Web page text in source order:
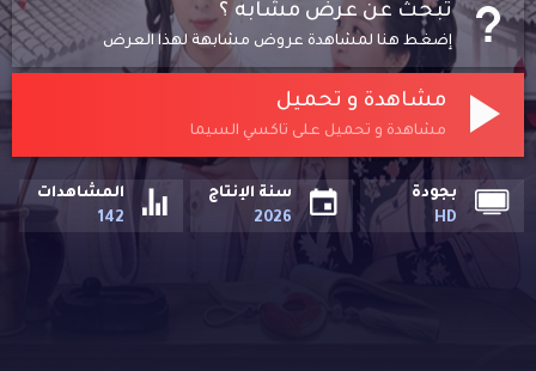
تبحث عن عرض مشابه ؟
إضغط هنا لمشاهدة عروض مشابهة لهذا العرض
مشاهدة و تحميل
مشاهدة و تحميل على تاكسي السيما
بجودة
HD
سنة الإنتاج
2026
المشاهدات
142